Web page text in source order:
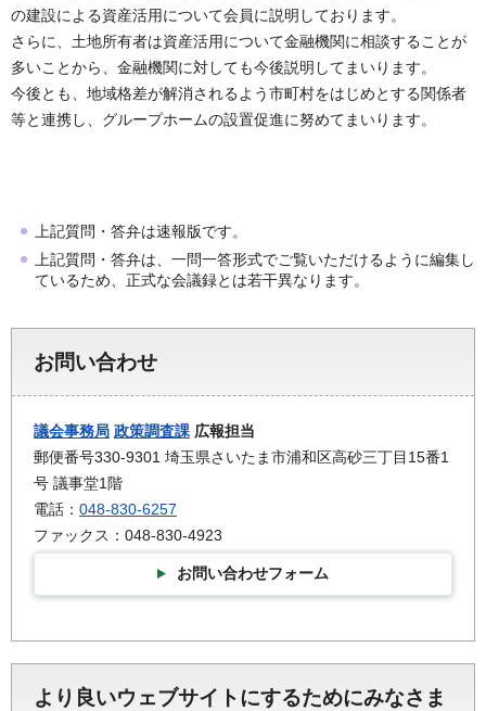
の建設による資産活用について会員に説明しております。
さらに、土地所有者は資産活用について金融機関に相談することが
多いことから、金融機関に対しても今後説明してまいります。
今後とも、地域格差が解消されるよう市町村をはじめとする関係者
等と連携し、グループホームの設置促進に努めてまいります。
上記質問・答弁は速報版です。
上記質問・答弁は、一問一答形式でご覧いただけるように編集し
ているため、正式な会議録とは若干異なります。
お問い合わせ
議会事務局 政策調査課 広報担当
郵便番号330-9301 埼玉県さいたま市浦和区高砂三丁目15番1
号 議事堂1階
電話： 048-830-6257
ファックス：048-830-4923
お問い合わせフォーム
より良いウェブサイトにするためにみなさま